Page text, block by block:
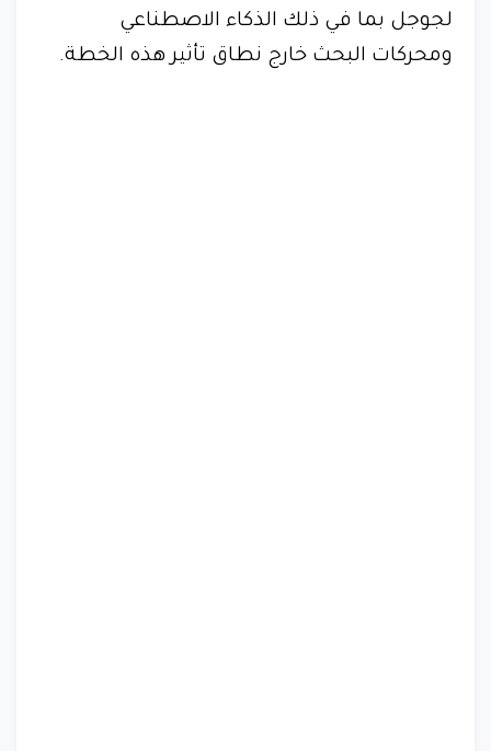
لجوجل بما في ذلك الذكاء الاصطناعي
ومحركات البحث خارج نطاق تأثير هذه الخطة.